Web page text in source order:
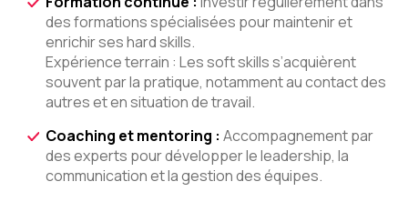
des formations spécialisées pour maintenir et
enrichir ses hard skills.
Expérience terrain : Les soft skills s’acquièrent
souvent par la pratique, notamment au contact des
autres et en situation de travail.
Coaching et mentoring : Accompagnement par
des experts pour développer le leadership, la
communication et la gestion des équipes.